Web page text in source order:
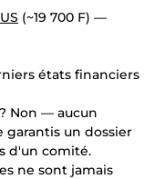
(~19 700 F) —
états financiers
Non — aucun
garantis un dossier
d'un comité.
ne sont jamais